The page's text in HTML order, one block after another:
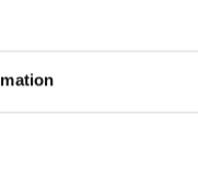
isproppar i